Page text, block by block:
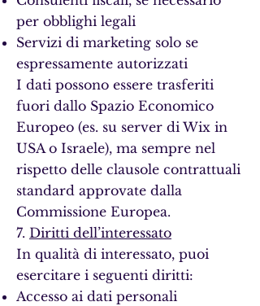
per obblighi legali
Servizi di marketing solo se
espressamente autorizzati
I dati possono essere trasferiti
fuori dallo Spazio Economico
Europeo (es. su server di Wix in
USA o Israele), ma sempre nel
rispetto delle clausole contrattuali
standard approvate dalla
Commissione Europea.
7. Diritti dell’interessato
In qualità di interessato, puoi
esercitare i seguenti diritti:
Accesso ai dati personali